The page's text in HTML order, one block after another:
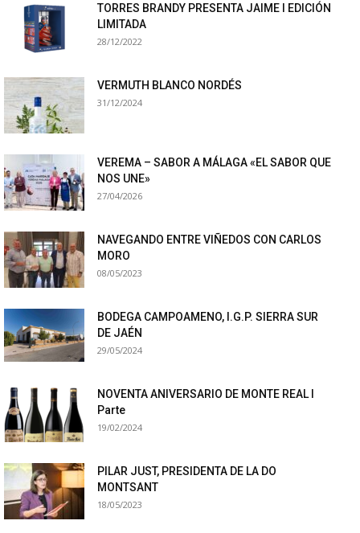
TORRES BRANDY PRESENTA JAIME I EDICIÓN
LIMITADA
28/12/2022
VERMUTH BLANCO NORDÉS
31/12/2024
VEREMA – SABOR A MÁLAGA «EL SABOR QUE
NOS UNE»
27/04/2026
NAVEGANDO ENTRE VIÑEDOS CON CARLOS
MORO
08/05/2023
BODEGA CAMPOAMENO, I.G.P. SIERRA SUR
DE JAÉN
29/05/2024
NOVENTA ANIVERSARIO DE MONTE REAL I
Parte
19/02/2024
PILAR JUST, PRESIDENTA DE LA DO
MONTSANT
18/05/2023